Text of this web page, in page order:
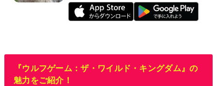
『ウルフゲーム：ザ・ワイルド・キングダム』の
魅力をご紹介！